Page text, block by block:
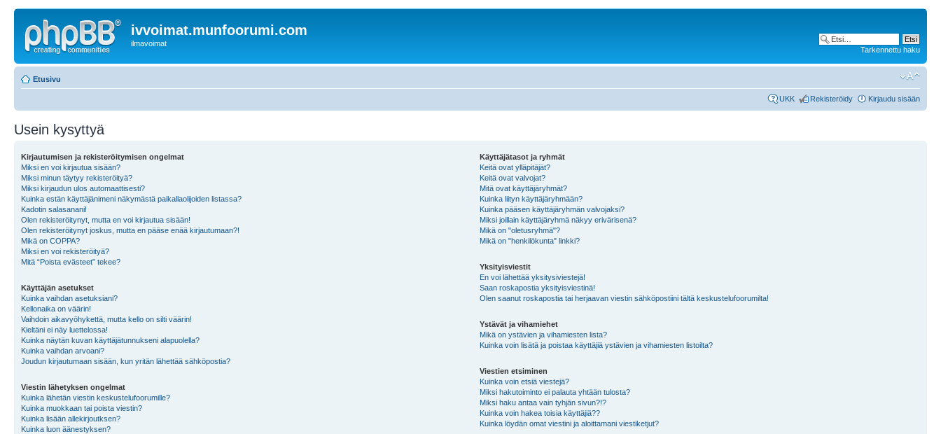
ivvoimat.munfoorumi.com
ilmavoimat
Tarkennettu haku
Etusivu
UKK Rekisteröidy Kirjaudu sisään
Usein kysyttyä
Kirjautumisen ja rekisteröitymisen ongelmat
Miksi en voi kirjautua sisään?
Miksi minun täytyy rekisteröityä?
Miksi kirjaudun ulos automaattisesti?
Kuinka estän käyttäjänimeni näkymästä paikallaolijoiden listassa?
Kadotin salasanani!
Olen rekisteröitynyt, mutta en voi kirjautua sisään!
Olen rekisteröitynyt joskus, mutta en pääse enää kirjautumaan?!
Mikä on COPPA?
Miksi en voi rekisteröityä?
Mitä “Poista evästeet” tekee?
Käyttäjän asetukset
Kuinka vaihdan asetuksiani?
Kellonaika on väärin!
Vaihdoin aikavyöhykettä, mutta kello on silti väärin!
Kieltäni ei näy luettelossa!
Kuinka näytän kuvan käyttäjätunnukseni alapuolella?
Kuinka vaihdan arvoani?
Joudun kirjautumaan sisään, kun yritän lähettää sähköpostia?
Viestin lähetyksen ongelmat
Kuinka lähetän viestin keskustelufoorumille?
Kuinka muokkaan tai poista viestin?
Kuinka lisään allekirjoutksen?
Kuinka luon äänestyksen?
Käyttäjätasot ja ryhmät
Keitä ovat ylläpitäjät?
Keitä ovat valvojat?
Mitä ovat käyttäjäryhmät?
Kuinka liityn käyttäjäryhmään?
Kuinka pääsen käyttäjäryhmän valvojaksi?
Miksi joillain käyttäjäryhmä näkyy erivärisenä?
Mikä on "oletusryhmä"?
Mikä on "henkilökunta" linkki?
Yksityisviestit
En voi lähettää yksitysiviestejä!
Saan roskapostia yksityisviestinä!
Olen saanut roskapostia tai herjaavan viestin sähköpostiini tältä keskustelufoorumilta!
Ystävät ja vihamiehet
Mikä on ystävien ja vihamiesten lista?
Kuinka voin lisätä ja poistaa käyttäjiä ystävien ja vihamiesten listoilta?
Viestien etsiminen
Kuinka voin etsiä viestejä?
Miksi hakutoiminto ei palauta yhtään tulosta?
Miksi haku antaa vain tyhjän sivun?!?
Kuinka voin hakea toisia käyttäjiä??
Kuinka löydän omat viestini ja aloittamani viestiketjut?